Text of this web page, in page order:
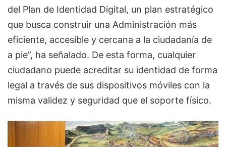
del Plan de Identidad Digital, un plan estratégico
que busca construir una Administración más
eficiente, accesible y cercana a la ciudadanía de
a pie”, ha señalado. De esta forma, cualquier
ciudadano puede acreditar su identidad de forma
legal a través de sus dispositivos móviles con la
misma validez y seguridad que el soporte físico.